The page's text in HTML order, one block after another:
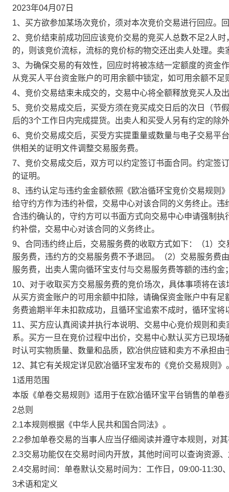
2023年04月07日
1、买方欲参加某场次竞价，须对本次竞价交易进行回应。
2、竞价结束前成功回应该竞价交易的竞买人总数不足2人
的，则该竞价流标，流标的竞价标的物交还出卖人处理。
3、为确保交易的有效性，回应时将被冻结一定额度的资金
从竞买人平台资金账户的可用余额中锁定，如可用余额不足
4、竞价交易结束未成交的，交易中心将全额释放竞买人及
5、竞价交易成交后，买受方须在竞买成交日后的次日（节
后的3个工作日内完成提货。出卖人和买受人另有约定的除
6、竞价交易成交后，买受方实提重量或数量与电子交易平
供相关的证明文件调整交易服务费。
7、竞价交易成交后，双方可以约定签订书面合同。约定签
的证明。
8、违约认定与违约金金额依照《欧冶循环宝竞价交易规则
给守约方作为违约补偿，交易中心对该合同的义务终止。
合违约确认的，守约方可以书面方式向交易中心申请强制
约补偿，交易中心对该合同的义务终止。
9、合同违约终止后，交易服务费的收取方式如下：（1）
服务费，违约方的交易服务费不予退回。（2）交易服务费
服务费，出卖人需向循环宝支付与交易服务费等额的违约
10、对于收取买方交易服务费的竞价场次，具体事项将在
从买方资金账户的可用余额中扣除，请确保资金账户中有
务费逾期半年未扣款成功，且循环宝追索不成时，循环宝将
11、买方应认真阅读并执行本说明、交易中心竞价规则和
系。买方一旦在竞价过程中出价，交易中心默认买方已现
时认可实物质量、数量和品质，欧冶供应链和卖方不承担由
12、其它有关规定详见欧冶循环宝发布的《竞价交易规则》
1适用范围
本版《单卷交易规则》适用于在欧冶循环宝平台销售的单卷
2总则
2.1本规则根据《中华人民共和国合同法》。
2.2参加单卷交易的当事人应当仔细阅读并遵守本规则，对
2.3交易功能仅在交易时间内开放，其他时间可以查询资源
2.4交易时间：单卷默认交易时间为：工作日，09:00-11:30
3术语和定义